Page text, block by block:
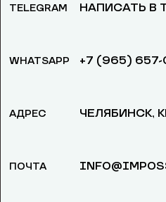
TELEGRAM
WHATSAPP
АДРЕС
ПОЧТА
НАПИСАТЬ В
+7 (965)
ЧЕЛЯБИНСК,